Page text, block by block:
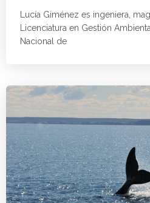
Lucía Giménez es ingeniera,
Licenciatura en Gestión
Nacional de